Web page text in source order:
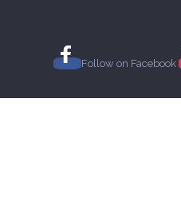
Follow on Facebook